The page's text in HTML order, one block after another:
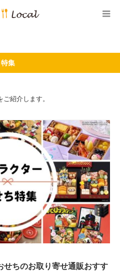
特集
紹介します。
せちのお取り寄せ通販おすす